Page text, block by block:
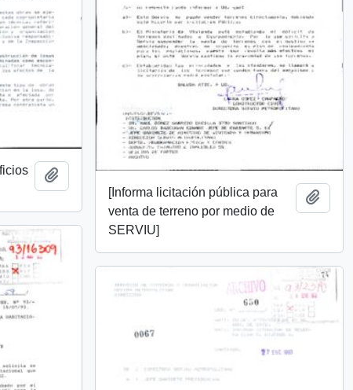
Añadir al portapapeles
[Informa licitación pública para
venta de terreno por medio de
SERVIU]